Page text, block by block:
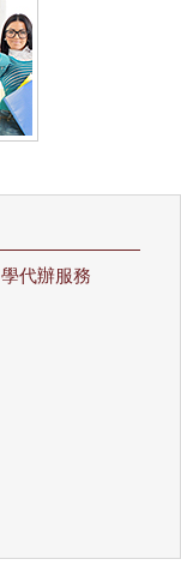
代辦服務